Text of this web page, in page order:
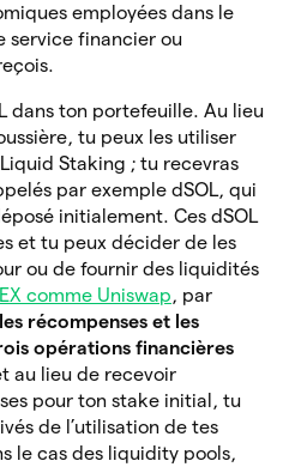
employées dans le
service financier ou
dans ton portefeuille. Au lieu
tu peux les utiliser
Staking ; tu recevras
par exemple dSOL, qui
initialement. Ces dSOL
et tu peux décider de les
ou de fournir des liquidités
comme Uniswap, par
les récompenses et les
opérations financières
au lieu de recevoir
pour ton stake initial, tu
de l’utilisation de tes
le cas des liquidity pools,